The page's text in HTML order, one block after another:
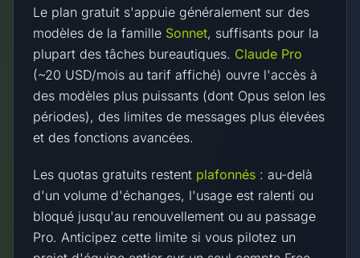
Le plan gratuit s'appuie généralement sur des
modèles de la famille Sonnet, suffisants pour la
plupart des tâches bureautiques. Claude Pro
(~20 USD/mois au tarif affiché) ouvre l'accès à
des modèles plus puissants (dont Opus selon les
périodes), des limites de messages plus élevées
et des fonctions avancées.
Les quotas gratuits restent plafonnés : au-delà
d'un volume d'échanges, l'usage est ralenti ou
bloqué jusqu'au renouvellement ou au passage
Pro. Anticipez cette limite si vous pilotez un